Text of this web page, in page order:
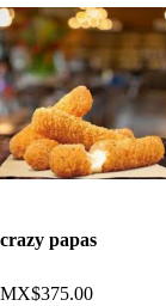
crazy papas
MX$375.00